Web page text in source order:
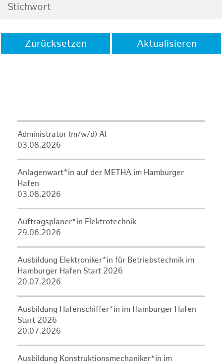
Zurücksetzen Aktualisieren
Administrator (m/w/d) AI
03.08.2026
Anlagenwart*in auf der METHA im Hamburger
Hafen
03.08.2026
Auftragsplaner*in Elektrotechnik
29.06.2026
Ausbildung Elektroniker*in für Betriebstechnik im
Hamburger Hafen Start 2026
20.07.2026
Ausbildung Hafenschiffer*in im Hamburger Hafen
Start 2026
20.07.2026
Ausbildung Konstruktionsmechaniker*in im